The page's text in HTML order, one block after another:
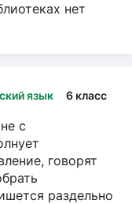
нет
язык 6 класс
с
говорят
раздельно